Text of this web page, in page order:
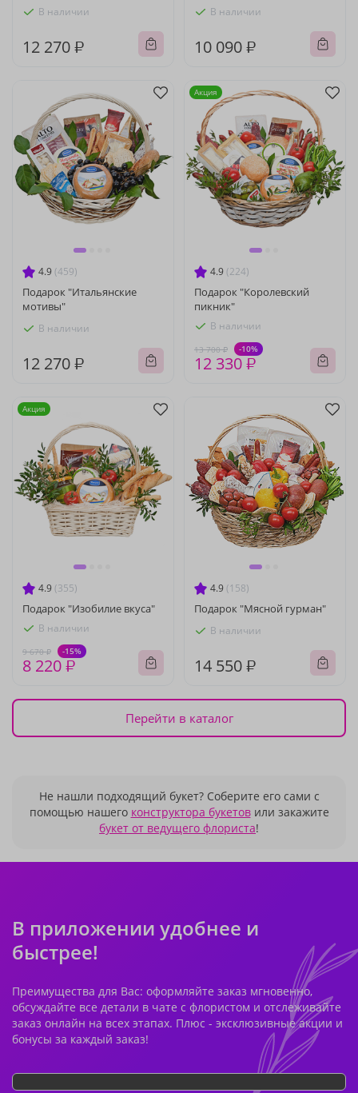
В наличии
12 270 ₽
В наличии
10 090 ₽
4.9 (459)
Подарок "Итальянские
мотивы"
В наличии
12 270 ₽
4.9 (224)
Подарок "Королевский
пикник"
В наличии
13 700 ₽ -10%
12 330 ₽
Акция
4.9 (355)
Подарок "Изобилие вкуса"
В наличии
9 670 ₽ -15%
8 220 ₽
Акция
4.9 (158)
Подарок "Мясной гурман"
В наличии
14 550 ₽
Перейти в каталог
Не нашли подходящий букет? Соберите его сами с
помощью нашего конструктора букетовили закажите
букет от ведущего флориста!
В приложении удобнее и
быстрее!
Преимущества для Вас: оформляйте заказ мгновенно,
обсуждайте все детали в чате с флористом и отслеживайте
заказ онлайн на всех этапах. Плюс - эксклюзивные акции и
бонусы за каждый заказ!